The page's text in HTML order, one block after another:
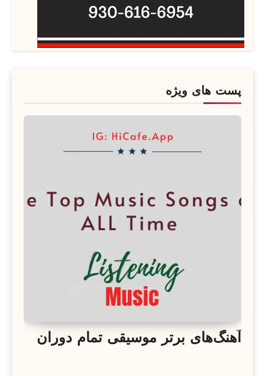
پست های ویژه
آهنگ‌های برتر موسیقی تمام دوران